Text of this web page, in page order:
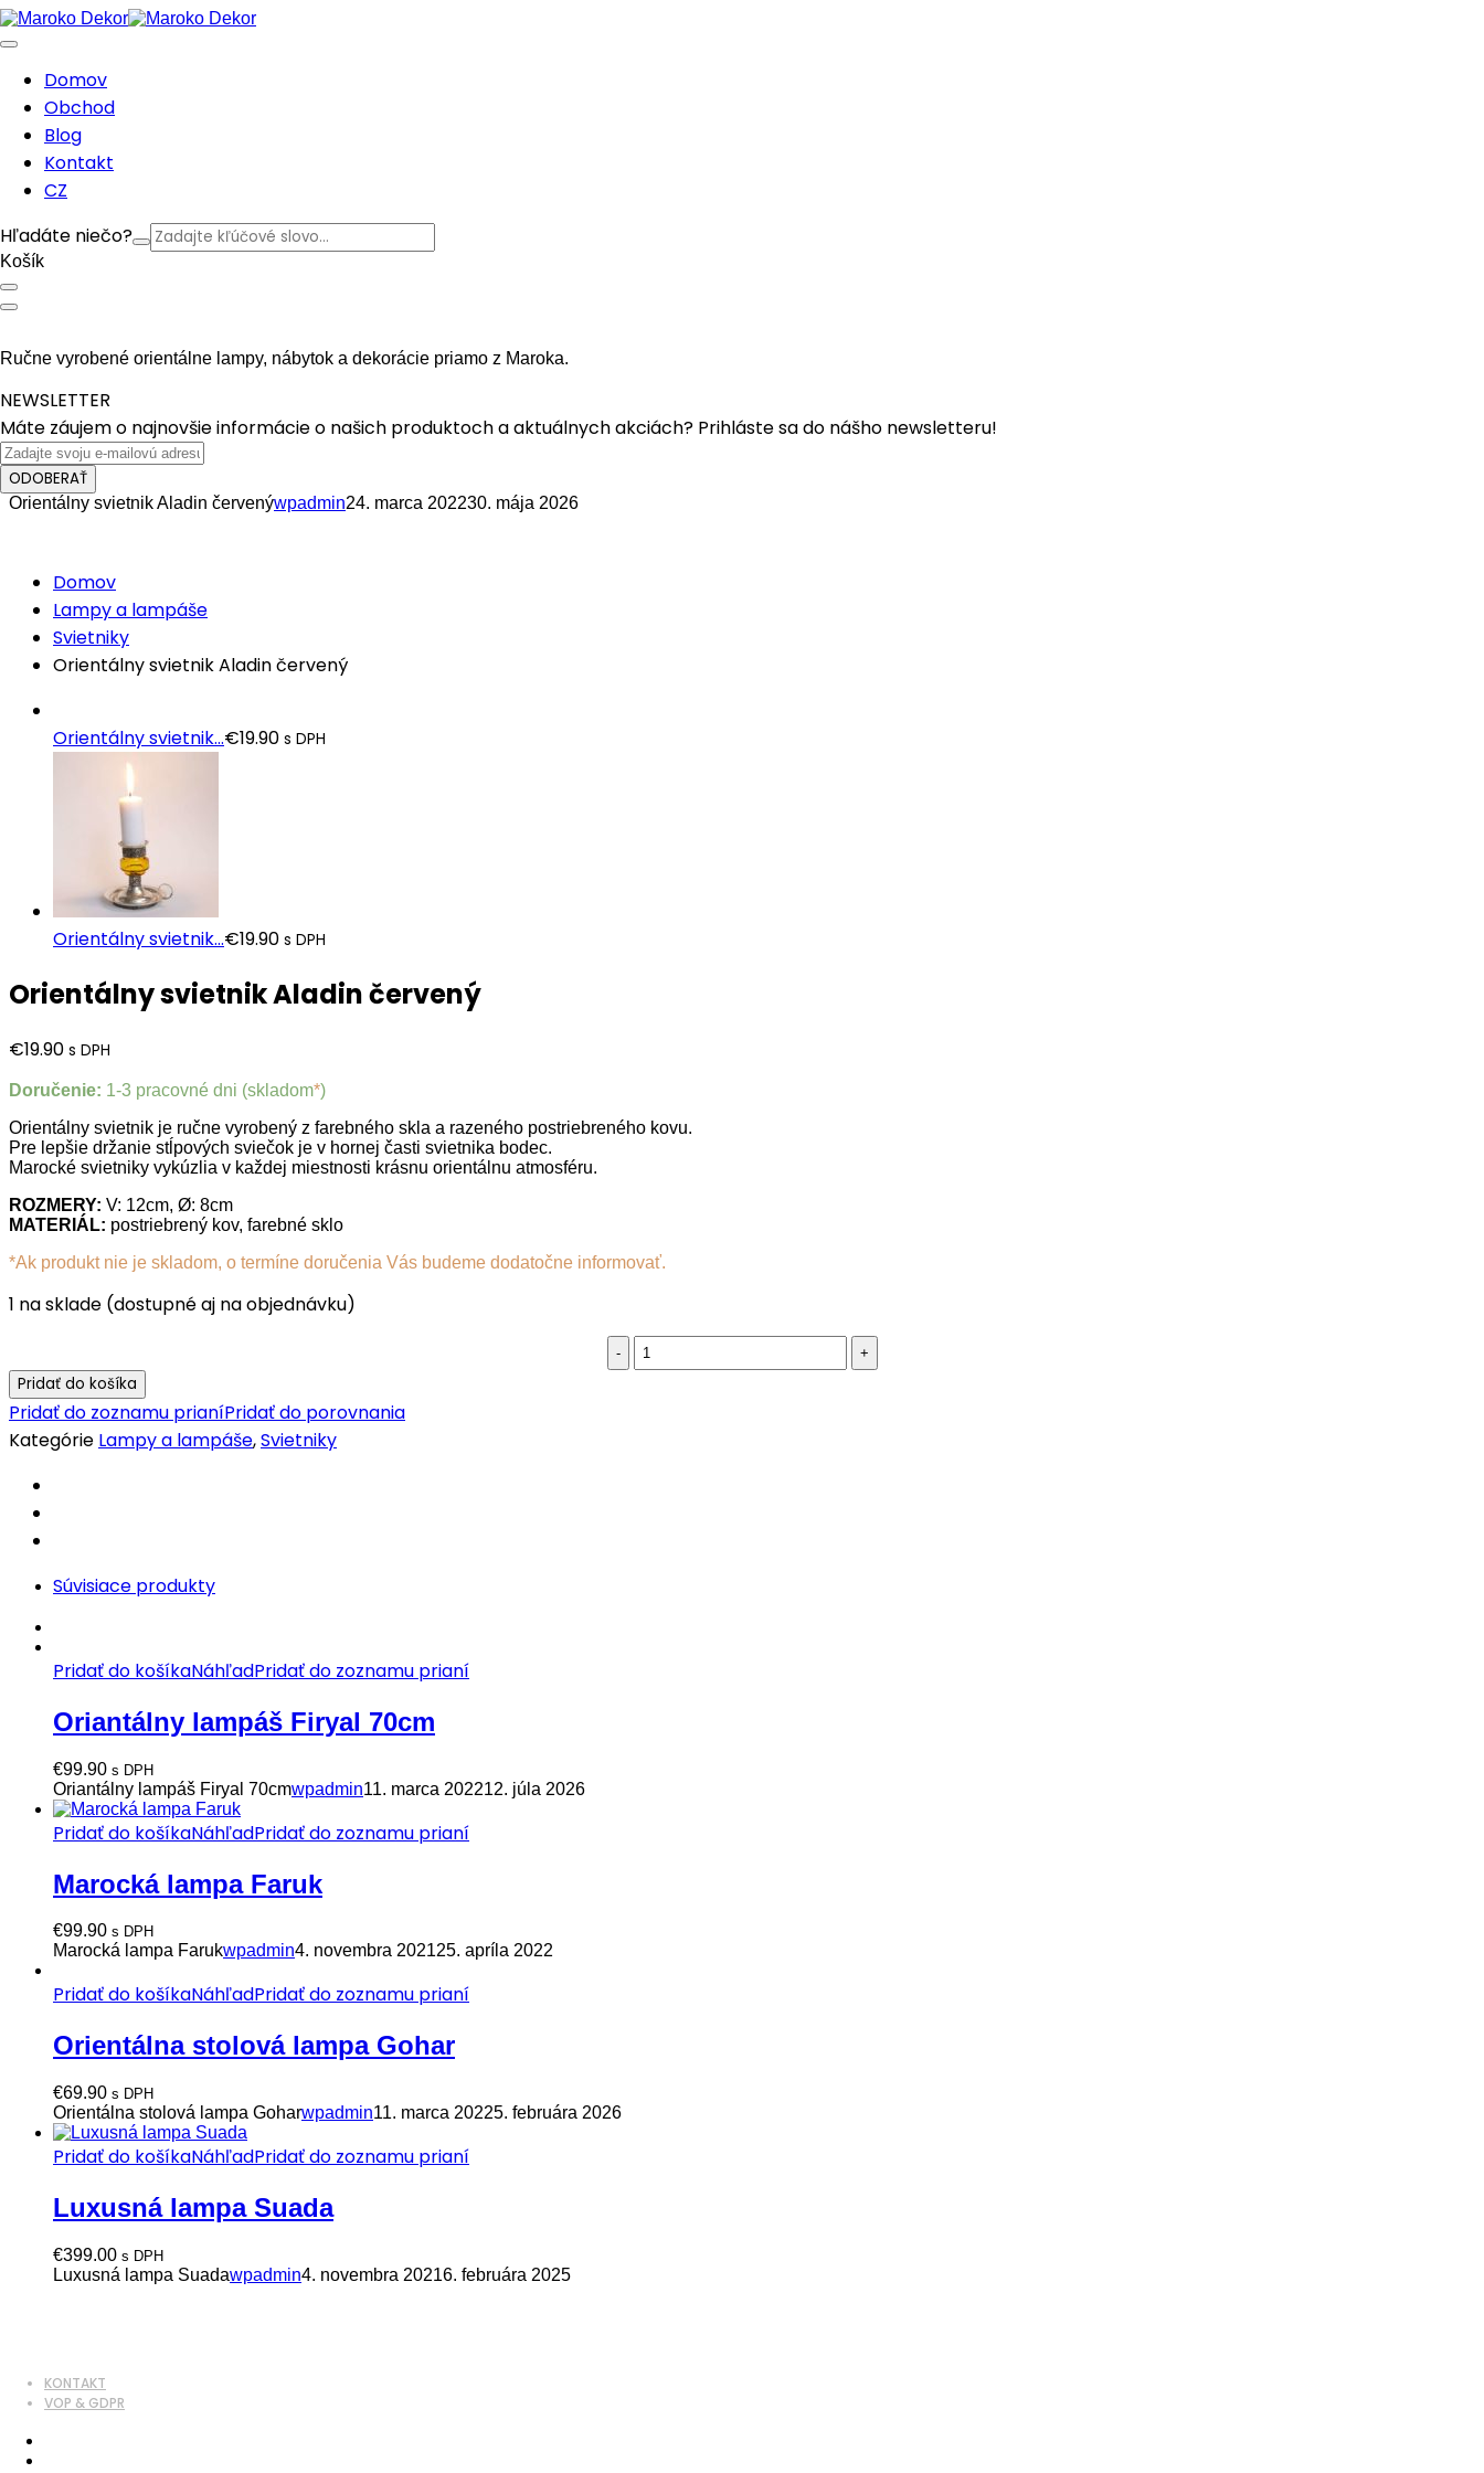
Domov
Obchod
Blog
Kontakt
CZ
Hľadáte niečo?
Košík
Ručne vyrobené orientálne lampy, nábytok a dekorácie priamo z Maroka.
NEWSLETTER
Máte záujem o najnovšie informácie o našich produktoch a aktuálnych akciách? Prihláste sa do nášho newsletteru!
ODOBERAŤ
Orientálny svietnik Aladin červenýwpadmin24. marca 202230. mája 2026
Domov
Lampy a lampáše
Svietniky
Orientálny svietnik Aladin červený
Orientálny svietnik...€19.90 s DPH
Orientálny svietnik...€19.90 s DPH
Orientálny svietnik Aladin červený
€19.90 s DPH
Doručenie: 1-3 pracovné dni (skladom*)
Orientálny svietnik je ručne vyrobený z farebného skla a razeného postriebreného kovu.
Pre lepšie držanie stĺpových sviečok je v hornej časti svietnika bodec.
Marocké svietniky vykúzlia v každej miestnosti krásnu orientálnu atmosféru.
ROZMERY: V: 12cm, Ø: 8cm
MATERIÁL: postriebrený kov, farebné sklo
*Ak produkt nie je skladom, o termíne doručenia Vás budeme dodatočne informovať.
1 na sklade (dostupné aj na objednávku)
Orientálny
svietnik
Pridať do košíka
Pridať do zoznamu prianíPridať do porovnania
Kategórie Lampy a lampáše,Svietniky
Súvisiace produkty
Pridať do košíkaNáhľadPridať do zoznamu prianí
Oriantálny lampáš Firyal 70cm
€99.90 s DPH
Oriantálny lampáš Firyal 70cmwpadmin11. marca 202212. júla 2026
Pridať do košíkaNáhľadPridať do zoznamu prianí
Marocká lampa Faruk
€99.90 s DPH
Marocká lampa Farukwpadmin4. novembra 202125. apríla 2022
Pridať do košíkaNáhľadPridať do zoznamu prianí
Orientálna stolová lampa Gohar
€69.90 s DPH
Orientálna stolová lampa Goharwpadmin11. marca 20225. februára 2026
Pridať do košíkaNáhľadPridať do zoznamu prianí
Luxusná lampa Suada
€399.00 s DPH
Luxusná lampa Suadawpadmin4. novembra 20216. februára 2025
KONTAKT
VOP & GDPR